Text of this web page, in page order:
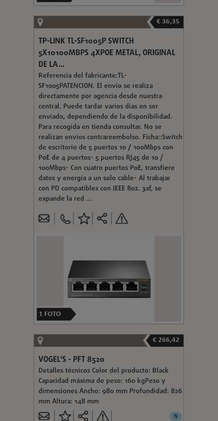
€ 36,35
TP-LINK TL-SF1005P SWITCH
5X10100MBPS 4XPOE METAL, ORIGINAL
DE LA...
Referencia del fabricante:TL-
SF1005PATENCION. El envio se realiza
directamente por agencia desde nuestra
central. Puede tardar varios dias en ser
enviado, dependiendo de la disponibilidad.
Para recogida en tienda consultar. No se
realizan envios contrareembolso. Ficha::Switch
de escritorio de 5 puertos 10 / 100Mbps con
PoE de 4 puertos- 5 puertos RJ45 de 10 /
100Mbps- Con cuatro puertos PoE, transfiere
datos y energía a un solo cable- Al trabajar
con PD compatibles con IEEE 802. 3af, se
expande la red ...
1 FOTO
€ 266,42
VOGEL'S - PFT 8520
Detalles técnicos Color del producto: Black
Capacidad máxima de peso: 160 kgPeso y
dimensiones Ancho: 980 mm Profundidad: 826
mm Altura: 148 mm
N